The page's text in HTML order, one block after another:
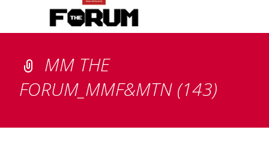
MM THE
FORUM_MMF&MTN (143)